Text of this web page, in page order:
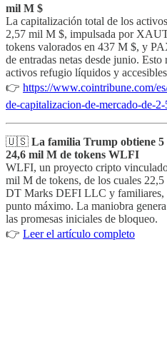
mil M $
La capitalización total de los
2,57 mil M $, impulsada por
tokens valorados en 437 M $, y
de entradas netas desde junio.
activos refugio líquidos y
👉 https://www.cointribune.com/
de-capitalizacion-de-mercado-de-
🇺🇸 La familia Trump obtiene 5
24,6 mil M de tokens WLFI
WLFI, un proyecto cripto
mil M de tokens, de los cuales
DT Marks DEFI LLC y familiares,
punto máximo. La maniobra
las promesas iniciales de bloqueo.
👉 Leer el artículo completo